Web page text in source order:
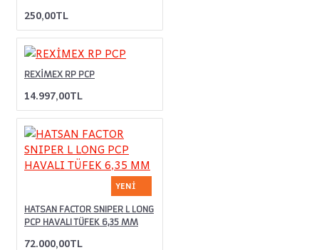
250,00TL
REXİMEX RP PCP
14.997,00TL
YENI
HATSAN FACTOR SNIPER L LONG
PCP HAVALI TÜFEK 6,35 MM
72.000,00TL